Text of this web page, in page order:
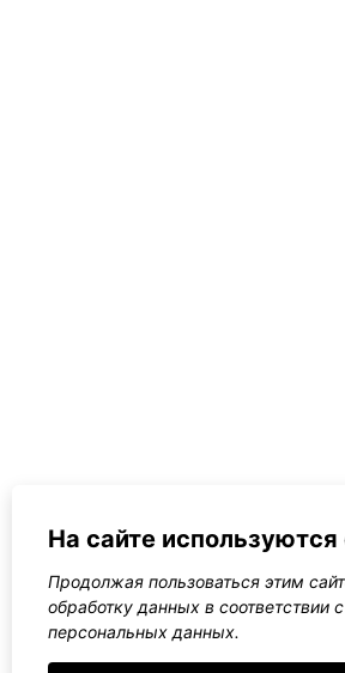
На сайте используются
Продолжая пользоваться этим
обработку данных в соответствии с
персональных данных.